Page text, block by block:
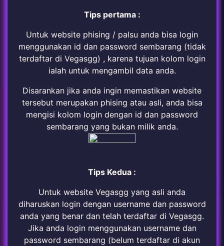
Tips pertama :
Untuk website phising / palsu anda bisa login
menggunakan id dan password sembarang (tidak
terdaftar di Vegasgg) , karena tujuan kolom login
ialah untuk mengambil data anda.
Disarankan jika anda ingin memastikan website
tersebut merupakan phising atau asli, anda bisa
mengisi kolom login dengan id dan password
sembarang yang bukan milik anda.
Tips Kedua :
Untuk website Vegasgg yang asli anda
diharuskan login dengan username dan password
anda yang benar dan telah terdaftar di Vegasgg.
Jika anda login menggunakan username dan
password sembarang (belum terdaftar di akun